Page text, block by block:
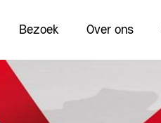
Bezoek Over ons